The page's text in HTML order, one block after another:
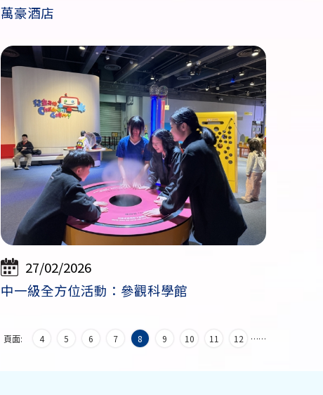
萬豪酒店
27/02/2026
中一級全方位活動：參觀科學館
頁面: …
4 5 6 7 8 9 10 11 12 …